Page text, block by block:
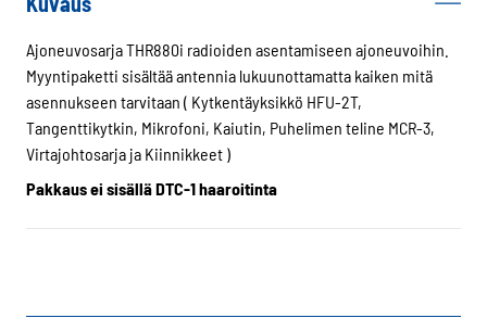
Ajoneuvosarja THR880i radioiden asentamiseen ajoneuvoihin.
Myyntipaketti sisältää antennia lukuunottamatta kaiken mitä
asennukseen tarvitaan ( Kytkentäyksikkö HFU-2T,
Tangenttikytkin, Mikrofoni, Kaiutin, Puhelimen teline MCR-3,
Virtajohtosarja ja Kiinnikkeet )
Pakkaus ei sisällä DTC-1 haaroitinta